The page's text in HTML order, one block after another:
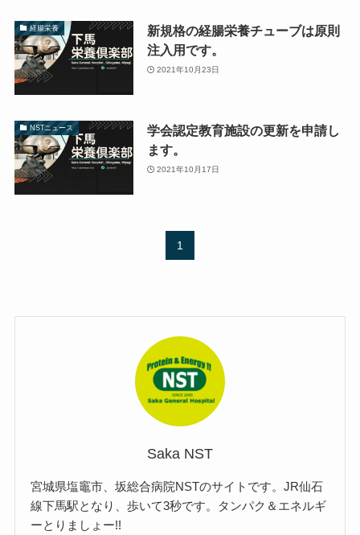
経腸栄養
新規格の経腸栄養チューブは原則
注入用です。
2021年10月23日
NSTニュース
学会認定教育施設の更新を申請し
ます。
2021年10月17日
1
Saka NST
宮城県塩竈市、坂総合病院NSTのサイトです。JR仙石
線下馬駅となり、歩いて3秒です。タンパク＆エネルギ
ーとりましょー!!